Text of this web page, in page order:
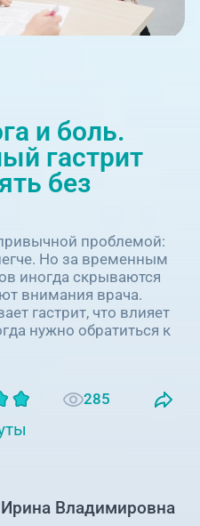
03
03-03
003
для
и боль.
гастрит
без
проблемой:
Но за временным
иногда скрываются
внимания врача.
гастрит, что влияет
нужно обратиться к
285
Владимировна